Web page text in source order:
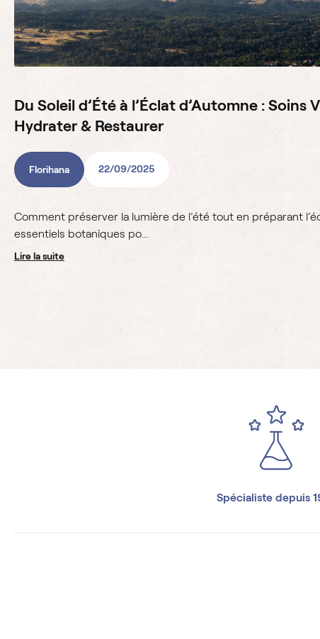
Du Soleil d’Été à l’Éclat d’Automne : Soins
Hydrater & Restaurer
Florihana 22/09/2025
Comment préserver la lumière de l’été tout en préparant
essentiels botaniques po...
lire la suite
Spécialiste depuis